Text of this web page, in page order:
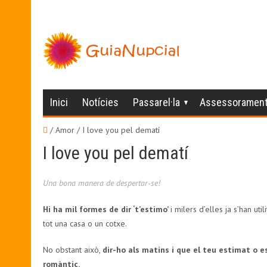
Inici Notícies Passarel·la
/ Amor / I love you pel dematí
I love you pel dematí
Una bona manera de despertar-se!
Hi ha mil formes de dir ‘t’estimo’i milers d’elles ja s’han
tot una casa o un cotxe.
No obstant això, dir-ho als matins i que el teu estimat o
romàntic.